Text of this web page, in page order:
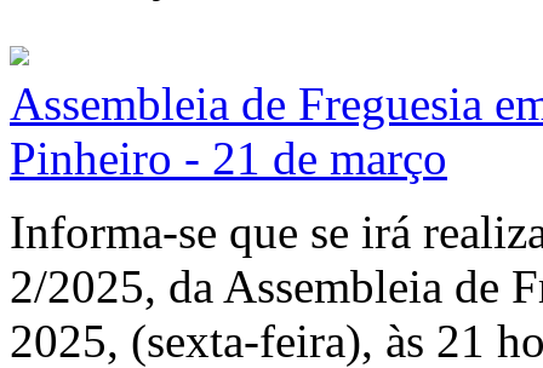
Assembleia de Freguesia
Pinheiro - 21 de março
Informa-se que se irá
2/2025, da Assembleia de
2025, (sexta-feira), às 21